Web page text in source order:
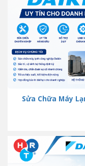
Sửa Chữa Máy